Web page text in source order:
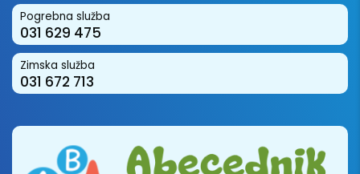
Pogrebna služba
031 629 475
Zimska služba
031 672 713